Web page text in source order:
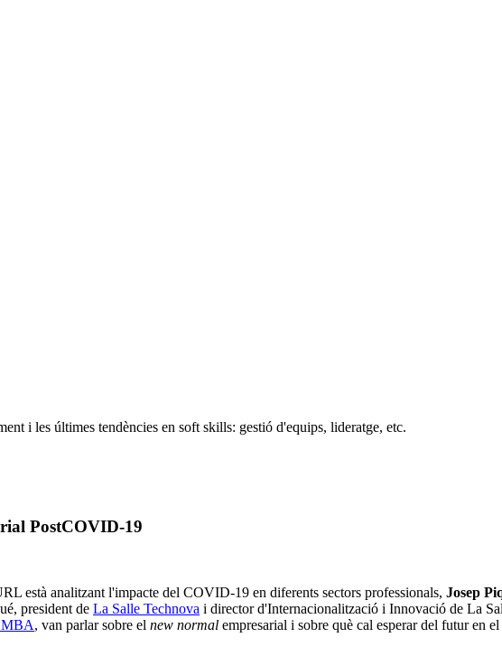
i les últimes tendències en soft skills: gestió d'equips, lideratge, etc.
PostCOVID-19
està analitzant l'impacte del COVID-19 en diferents sectors professionals, Josep
president de La Salle Technova i director d'Internacionalització i Innovació de La
MBA, van parlar sobre el new normal empresarial i sobre què cal esperar del futur en el